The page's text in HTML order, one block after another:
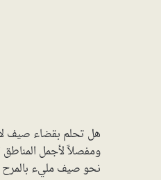
هل تحلم بقضاء صيف لا
ومفصلاً لأجمل
نحو صيف مليء